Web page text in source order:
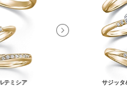
テミシア サジッタ